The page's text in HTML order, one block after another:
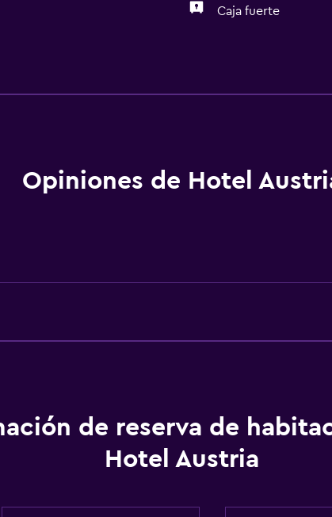
Caja fuerte
Restaurante
Nevera
Solárium
Espacio de
Aire libre
Opiniones de Hotel
de reserva de
Hotel Austria